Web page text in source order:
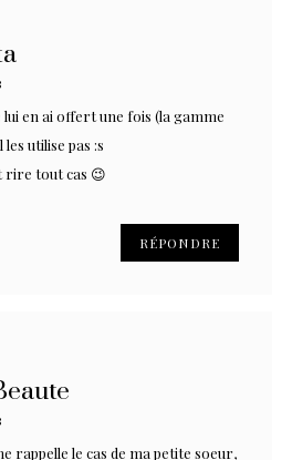
lui en ai offert une fois (la gamme
utilise pas :s
rire tout cas 😉
RÉPONDRE
rappelle le cas de ma petite soeur,